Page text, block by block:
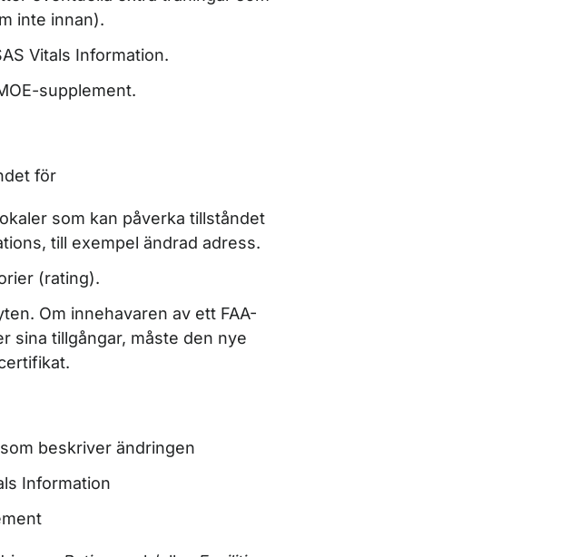
inte innan).
Vitals Information.
supplement.
för
som kan påverka tillståndet
till exempel ändrad adress.
(rating).
Om innehavaren av ett FAA-
sina tillgångar, måste den nye
beskriver ändringen
Information